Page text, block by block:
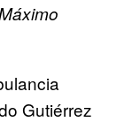
Gutiérrez